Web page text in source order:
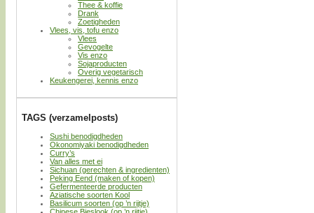
Thee & koffie
Drank
Zoetigheden
Vlees, vis, tofu enzo
Vlees
Gevogelte
Vis enzo
Sojaproducten
Overig vegetarisch
Keukengerei, kennis enzo
TAGS (verzamelposts)
Sushi benodigdheden
Okonomiyaki benodigdheden
Curry’s
Van alles met ei
Sichuan (gerechten & ingredienten)
Peking Eend (maken of kopen)
Gefermenteerde producten
Aziatische soorten Kool
Basilicum soorten (op ’n rijtje)
Chinese Bieslook (op ’n rijtje)